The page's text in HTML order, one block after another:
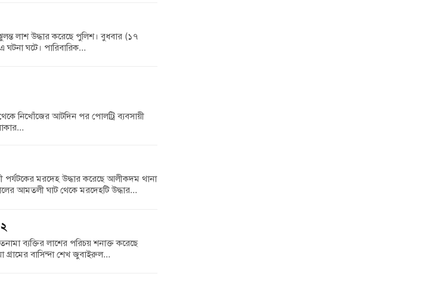
লাশ উদ্ধার করেছে পুলিশ। বুধবার (১৭
ঘটনা ঘটে। পারিবারিক…
নিখোঁজের আটদিন পর পোলট্রি ব্যবসায়ী
মরদেহ উদ্ধার করেছে আলীকদম থানা
আমতলী ঘাট থেকে মরদেহটি উদ্ধার…
ব্যক্তির লাশের পরিচয় শনাক্ত করেছে
বাসিন্দা শেখ জুবাইরুল…